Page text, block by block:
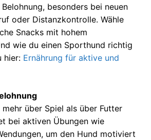
besonders bei neuen
oder Distanzkontrolle. Wähle
Snacks mit hohem
wie du einen Sporthund richtig
hier: Ernährung für aktive und
mehr über Spiel als über Futter
bei aktiven Übungen wie
um den Hund motiviert